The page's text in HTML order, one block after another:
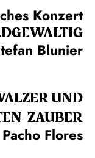
Konzert
Blunier
UND
ZAUBER
Flores